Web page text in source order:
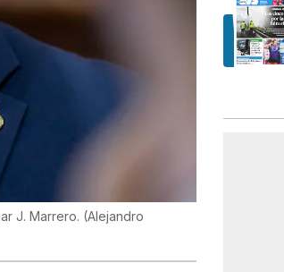
J. Marrero. (Alejandro